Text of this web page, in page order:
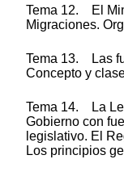
Tema 12. El
Migraciones.
Tema 13. Las
Concepto y
Tema 14. La
Gobierno con
legislativo. El
Los principios